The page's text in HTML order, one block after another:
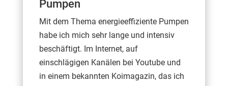
Pumpen
Mit dem Thema energieeffiziente Pumpen
habe ich mich sehr lange und intensiv
beschäftigt. Im Internet, auf
einschlägigen Kanälen bei Youtube und
in einem bekannten Koimagazin, das ich